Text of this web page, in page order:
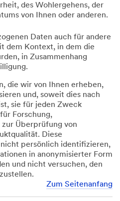
des Wohlergehens, der
von Ihnen oder anderen.
Daten auch für andere
dem Kontext, in dem die
in Zusammenhang
die wir von Ihnen erheben,
und, soweit dies nach
sie für jeden Zweck
Forschung,
Überprüfung von
Diese
persönlich identifizieren,
in anonymisierter Form
und nicht versuchen, den
Zum Seitenanfang